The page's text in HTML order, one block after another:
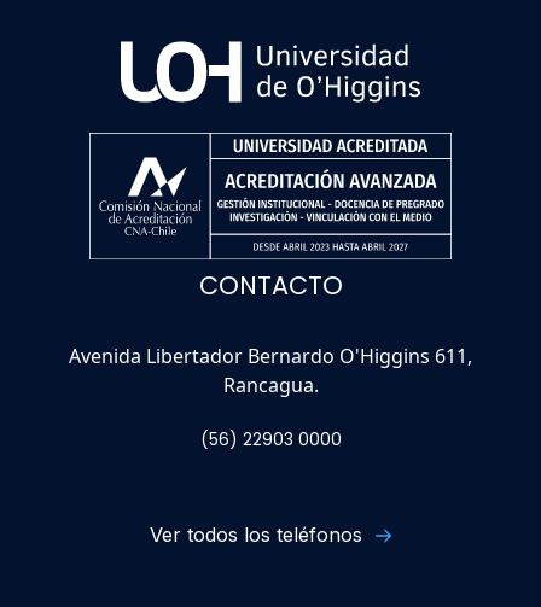
CONTACTO
Avenida Libertador Bernardo O'Higgins 611,
Rancagua.
(56) 22903 0000
Ver todos los teléfonos